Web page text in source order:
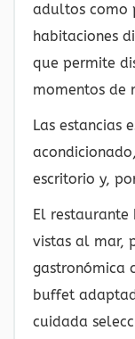
adultos como
habitaciones
que permite
momentos de
Las estancias
escritorio y,
El
vistas al mar,
gastronómica
buffet
cuidada